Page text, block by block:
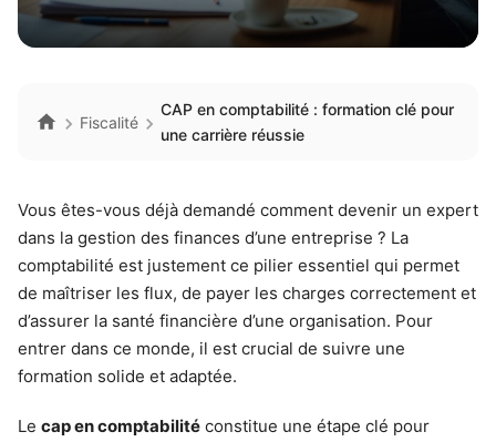
Fiscalité
CAP en comptabilité : formation clé pour
une carrière réussie
Vous êtes-vous déjà demandé comment devenir un expert
dans la gestion des finances d’une entreprise ? La
comptabilité est justement ce pilier essentiel qui permet
de maîtriser les flux, de payer les charges correctement et
d’assurer la santé financière d’une organisation. Pour
entrer dans ce monde, il est crucial de suivre une
formation solide et adaptée.
Le cap en comptabilité constitue une étape clé pour